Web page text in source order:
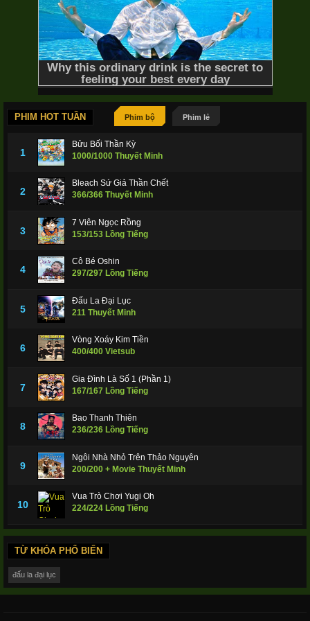
PHIM HOT TUẦN Phim bộ Phim lẻ
1
Bửu Bối Thần Kỳ
1000/1000 Thuyết Minh
2
Bleach Sứ Giả Thần Chết
366/366 Thuyết Minh
3
7 Viên Ngọc Rồng
153/153 Lồng Tiếng
4
Cô Bé Oshin
297/297 Lồng Tiếng
5
Đấu La Đại Lục
211 Thuyết Minh
6
Vòng Xoáy Kim Tiền
400/400 Vietsub
7
Gia Đình Là Số 1 (Phần 1)
167/167 Lồng Tiếng
8
Bao Thanh Thiên
236/236 Lồng Tiếng
9
Ngôi Nhà Nhỏ Trên Thảo Nguyên
200/200 + Movie Thuyết Minh
10
Vua Trò Chơi Yugi Oh
224/224 Lồng Tiếng
TỪ KHÓA PHỔ BIẾN
đấu la đại lục